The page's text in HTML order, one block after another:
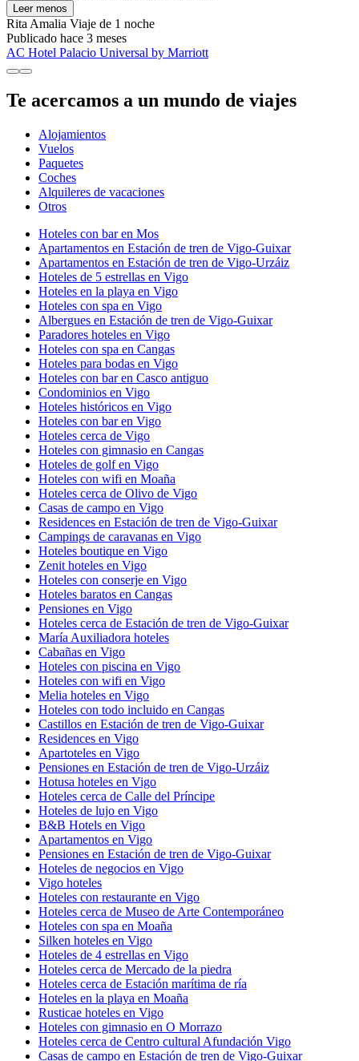
Leer menos
Rita Amalia Viaje de 1 noche
Publicado hace 3 meses
AC Hotel Palacio Universal by Marriott
Te acercamos a un mundo de viajes
Alojamientos
Vuelos
Paquetes
Coches
Alquileres de vacaciones
Otros
Hoteles con bar en Mos
Apartamentos en Estación de tren de Vigo-Guixar
Apartamentos en Estación de tren de Vigo-Urzáiz
Hoteles de 5 estrellas en Vigo
Hoteles en la playa en Vigo
Hoteles con spa en Vigo
Albergues en Estación de tren de Vigo-Guixar
Paradores hoteles en Vigo
Hoteles con spa en Cangas
Hoteles para bodas en Vigo
Hoteles con bar en Casco antiguo
Condominios en Vigo
Hoteles históricos en Vigo
Hoteles con bar en Vigo
Hoteles cerca de Vigo
Hoteles con gimnasio en Cangas
Hoteles de golf en Vigo
Hoteles con wifi en Moaña
Hoteles cerca de Olivo de Vigo
Casas de campo en Vigo
Residences en Estación de tren de Vigo-Guixar
Campings de caravanas en Vigo
Hoteles boutique en Vigo
Zenit hoteles en Vigo
Hoteles con conserje en Vigo
Hoteles baratos en Cangas
Pensiones en Vigo
Hoteles cerca de Estación de tren de Vigo-Guixar
María Auxiliadora hoteles
Cabañas en Vigo
Hoteles con piscina en Vigo
Hoteles con wifi en Vigo
Melia hoteles en Vigo
Hoteles con todo incluido en Cangas
Castillos en Estación de tren de Vigo-Guixar
Residences en Vigo
Apartoteles en Vigo
Pensiones en Estación de tren de Vigo-Urzáiz
Hotusa hoteles en Vigo
Hoteles cerca de Calle del Príncipe
Hoteles de lujo en Vigo
B&B Hotels en Vigo
Apartamentos en Vigo
Pensiones en Estación de tren de Vigo-Guixar
Hoteles de negocios en Vigo
Vigo hoteles
Hoteles con restaurante en Vigo
Hoteles cerca de Museo de Arte Contemporáneo
Hoteles con spa en Moaña
Silken hoteles en Vigo
Hoteles de 4 estrellas en Vigo
Hoteles cerca de Mercado de la piedra
Hoteles cerca de Estación marítima de ría
Hoteles en la playa en Moaña
Rusticae hoteles en Vigo
Hoteles con gimnasio en O Morrazo
Hoteles cerca de Centro cultural Afundación Vigo
Casas de campo en Estación de tren de Vigo-Guixar